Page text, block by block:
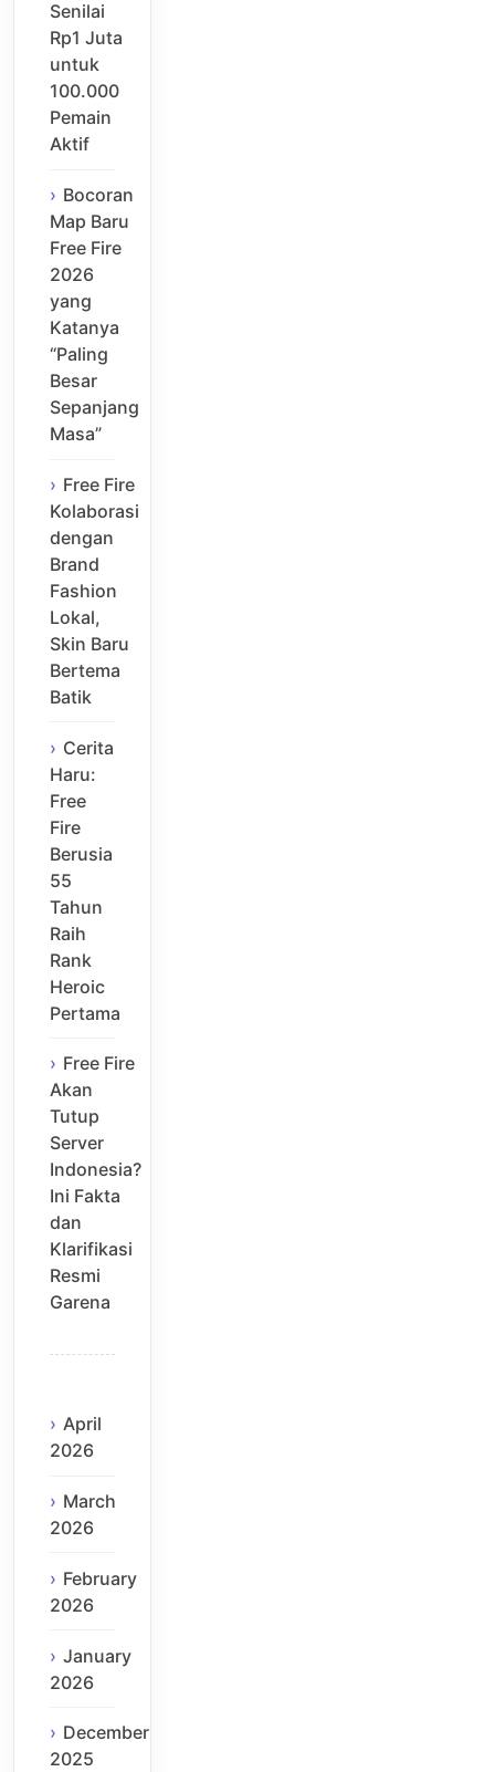
Senilai
Rp1 Juta
untuk
100.000
Pemain
Aktif
Bocoran
Map Baru
Free Fire
2026
yang
Katanya
“Paling
Besar
Sepanjang
Masa”
Free Fire
Kolaborasi
dengan
Brand
Fashion
Lokal,
Skin Baru
Bertema
Batik
Cerita
Haru:
Free
Fire
Berusia
55
Tahun
Raih
Rank
Heroic
Pertama
Free Fire
Akan
Tutup
Server
Indonesia?
Ini Fakta
dan
Klarifikasi
Resmi
Garena
April
2026
March
2026
February
2026
January
2026
December
2025